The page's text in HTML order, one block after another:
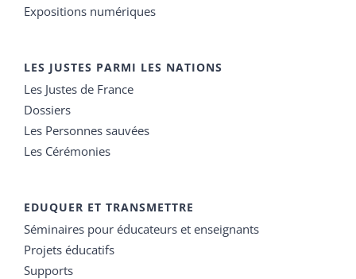
Expositions numériques
LES JUSTES PARMI LES NATIONS
Les Justes de France
Dossiers
Les Personnes sauvées
Les Cérémonies
EDUQUER ET TRANSMETTRE
Séminaires pour éducateurs et enseignants
Projets éducatifs
Supports